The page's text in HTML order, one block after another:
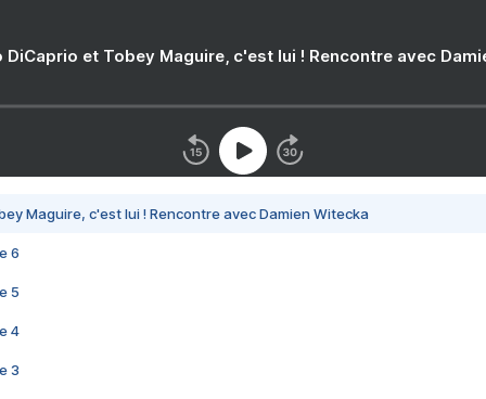
DiCaprio et Tobey Maguire, c'est lui ! Rencontre avec
Maguire, c'est lui ! Rencontre avec Damien Witecka
6
5
4
3